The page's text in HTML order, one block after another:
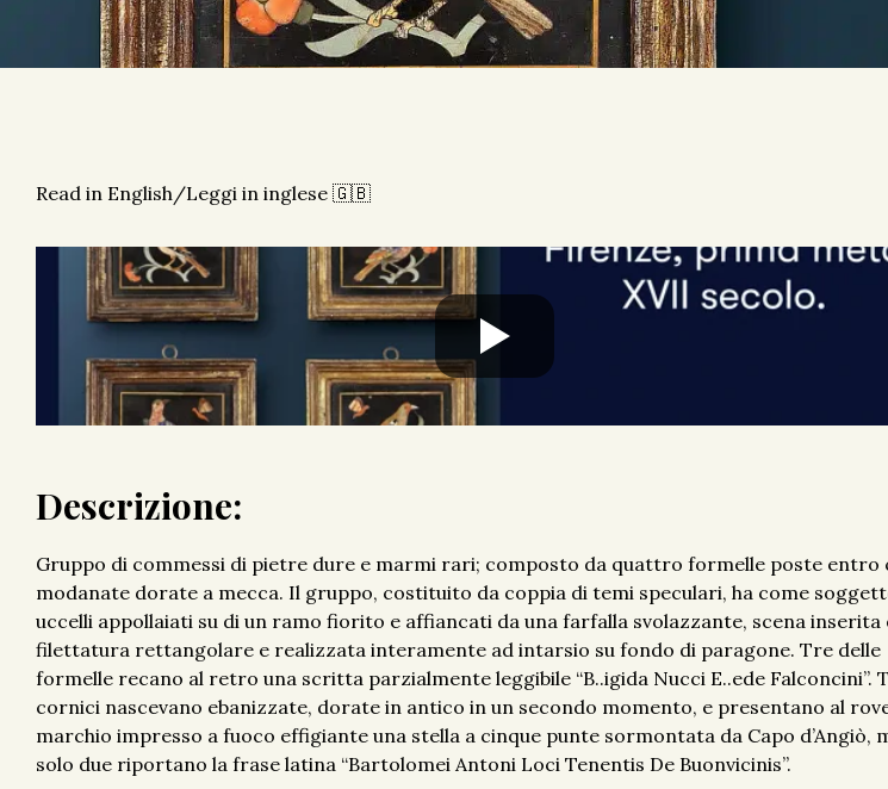
Read in English/Leggi in inglese 🇬🇧
Descrizione:
Gruppo di commessi di pietre dure e marmi rari; composto da quattro formelle poste entro
modanate dorate a mecca. Il gruppo, costituito da coppia di temi speculari, ha come
uccelli appollaiati su di un ramo fiorito e affiancati da una farfalla svolazzante, scena
filettatura rettangolare e realizzata interamente ad intarsio su fondo di paragone. Tre delle
formelle recano al retro una scritta parzialmente leggibile “B..igida Nucci E..ede Falconcini”.
cornici nascevano ebanizzate, dorate in antico in un secondo momento, e presentano al
marchio impresso a fuoco effigiante una stella a cinque punte sormontata da Capo d’Angiò,
solo due riportano la frase latina “Bartolomei Antoni Loci Tenentis De Buonvicinis”.